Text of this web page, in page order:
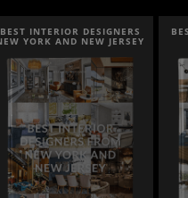
BEST INTERIOR DESIGNERS
CALIFORNIA